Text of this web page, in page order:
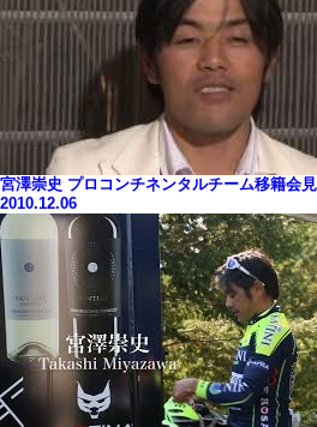
宮澤崇史 プロコンチネンタルチーム移籍会
2010.12.06